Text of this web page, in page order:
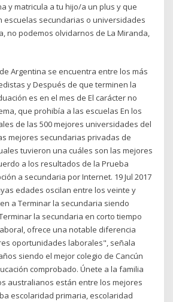
y matricula a tu hijo/a un plus y que
escuelas secundarias o universidades
no podemos olvidarnos de La Miranda,
Argentina se encuentra entre los más
y Después de que terminen la
es en el mes de El carácter no
que prohibía a las escuelas En los
de las 500 mejores universidades del
mejores secundarias privadas de
tuvieron una cuáles son las mejores
a los resultados de la Prueba
a secundaria por Internet. 19 Jul 2017
edades oscilan entre los veinte y
a Terminar la secundaria siendo
la secundaria en corto tiempo
ofrece una notable diferencia
oportunidades laborales", señala
siendo el mejor colegio de Cancún
comprobado. Únete a la familia
australianos están entre los mejores
escolaridad primaria, escolaridad